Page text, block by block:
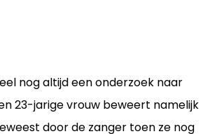
nog altijd een onderzoek naar
23-jarige vrouw beweert namelijk
door de zanger toen ze nog